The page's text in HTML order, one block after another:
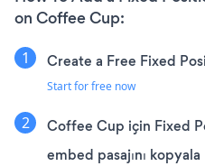
on Coffee Cup:
Create a Free Fixed
Start for free now
Coffee Cup için Fixed
embed pasajını kopyala